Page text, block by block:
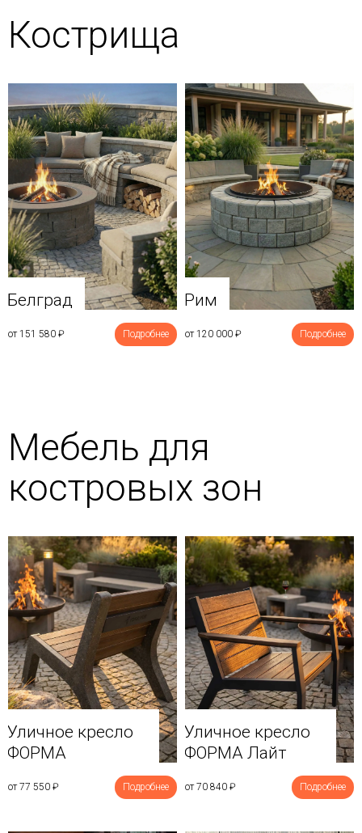
Кострища
Белград
от 151 580 ₽ Подробнее
Рим
от 120 000 ₽ Подробнее
Мебель для
костровых зон
Уличное кресло
ФОРМА
от 77 550 ₽ Подробнее
Уличное кресло
ФОРМА Лайт
от 70 840 ₽ Подробнее